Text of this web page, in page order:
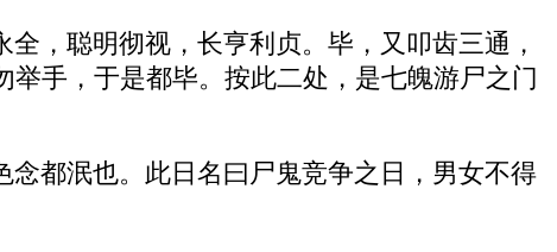
，聪明彻视，长亨利贞。毕，又叩齿三通，
手，于是都毕。按此二处，是七魄游尸之门
都泯也。此日名曰尸鬼竞争之日，男女不得